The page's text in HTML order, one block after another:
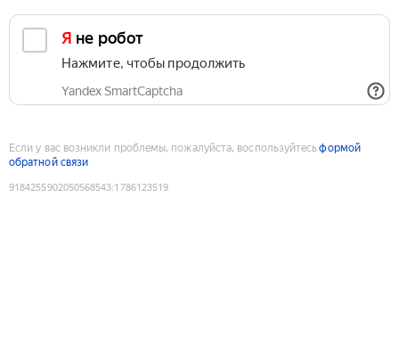
Я не робот
Нажмите, чтобы продолжить
Yandex SmartCaptcha
Если у вас возникли проблемы, пожалуйста, воспользуйтесьформой
обратной связи
9184255902050568543:1786123519